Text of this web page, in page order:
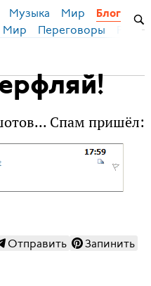
Музыка Мир Блог
Мир Переговоры
Спам пришёл:
Отправить Запинить